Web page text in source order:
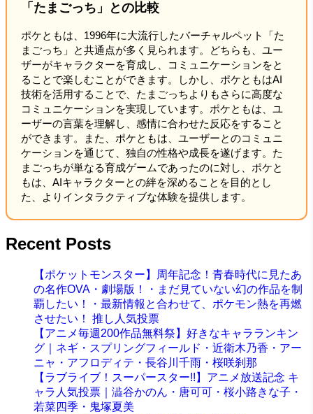
「たまごっち」との比較
ポケともは、1996年に大流行したバーチャルペット「た
まごっち」と共通点が多く見られます。どちらも、ユー
ザーがキャラクターを育成し、コミュニケーションをと
ることで楽しむことができます。しかし、ポケともはAI
技術を活用することで、たまごっちよりもさらに高度な
コミュニケーションを実現しています。ポケともは、ユ
ーザーの言葉を理解し、感情に合わせた反応をすること
ができます。また、ポケともは、ユーザーとのコミュニ
ケーションを通じて、独自の性格や成長を遂げます。た
まごっちが単なる育成ゲームであったのに対し、ポケと
もは、AIキャラクターとの絆を深めることを目的とし
た、よりインタラクティブな体験を提供します。
Recent Posts
【ポケットモンスター】周年記念！青春時代に見たあ
の名作OVA・劇場版！・まだ見ていない幻の作品を制
覇したい！・最新情報と合わせて、ポケモン熱を再燃
させたい！ 推し人気投票
【アニメ毎週200作品無料祭】好きなキャラランキン
グ｜ネギ・スプリングフィールド・近衛木乃香・アー
ニャ・アフロディテ・長谷川千雨・桜咲刹那
【ラブライブ！スーパースター!!】アニメ放送記念 キ
ャラ人気投票｜澁谷かのん・唐可可・桜小路きな子・
若菜四季・鬼塚夏美